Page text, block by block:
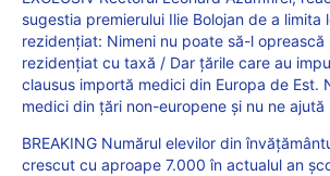
sugestia premierului Ilie Bolojan de a limita
rezidențiat: Nimeni nu poate să-l oprească
rezidențiat cu taxă / Dar țările care au
clausus importă medici din Europa de Est.
medici din țări non-europene și nu ne ajută
BREAKING Numărul elevilor din
crescut cu aproape 7.000 în actualul an